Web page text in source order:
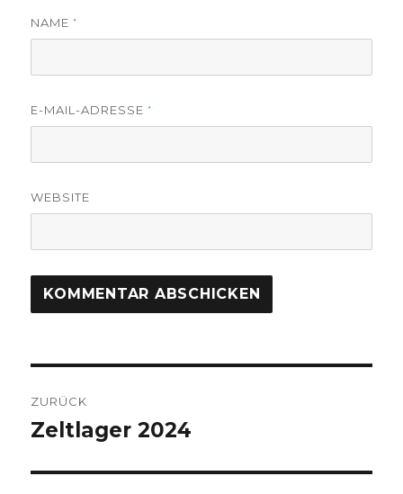
NAME *
E-MAIL-ADRESSE *
WEBSITE
ZURÜCK
Vorheriger
Zeltlager 2024